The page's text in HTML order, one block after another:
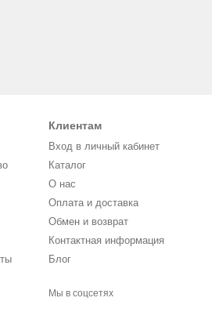
Клиентам
Вход в личный кабинет
Каталог
О нас
Оплата и доставка
Обмен и возврат
Контактная информация
Блог
Мы в соцсетях